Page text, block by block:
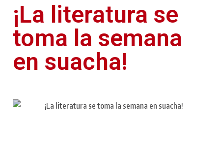
¡La literatura se
toma la semana
en suacha!